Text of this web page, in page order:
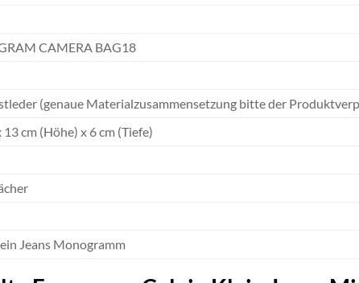
CAMERA BAG18
(genaue Materialzusammensetzung bitte der
cm (Höhe) x 6 cm (Tiefe)
Jeans Monogramm